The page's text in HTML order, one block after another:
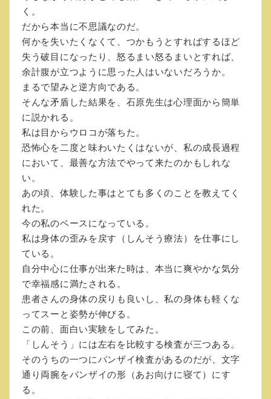
く。
だから本当に不思議なのだ。
何かを失いたくなくて、つかもうとすればするほど
失う破目になったり、怒るまい怒るまいとすれば、
余計腹が立つように思った人はいないだろうか。
まるで望みと逆方向である。
そんな矛盾した結果を、石原先生は心理面から簡単
に説かれる。
私は目からウロコが落ちた。
恐怖心を二度と味わいたくはないが、私の成長過程
において、最善な方法でやって来たのかもしれな
い。
あの頃、体験した事はとても多くのことを教えてく
れた。
今の私のベースになっている。
私は身体の歪みを戻す（しんそう療法）を仕事にし
ている。
自分中心に仕事が出来た時は、本当に爽やかな気分
で幸福感に満たされる。
患者さんの身体の戻りも良いし、私の身体も軽くな
ってスーと姿勢が伸びる。
この前、面白い実験をしてみた。
「しんそう」には左右を比較する検査が三つある。
そのうちの一つにバンザイ検査があるのだが、文字
通り両腕をバンザイの形（あお向けに寝て）にす
る。